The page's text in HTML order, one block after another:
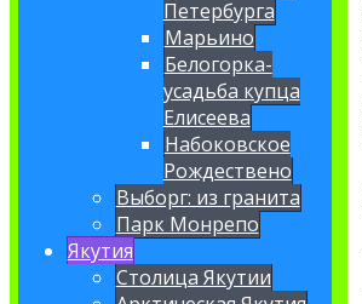
Петербурга
Марьино
Белогорка-
усадьба купца
Елисеева
Набоковское
Рождествено
Выборг: из гранита
Парк Монрепо
Якутия
Столица Якутии